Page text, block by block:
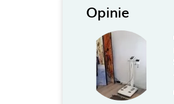
Opinie